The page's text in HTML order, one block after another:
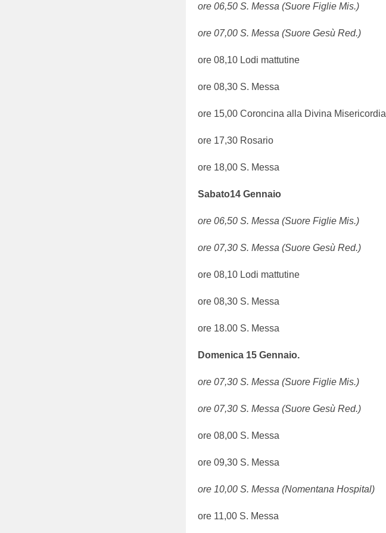
ore 06,50 S. Messa (Suore Figlie Mis.)
ore 07,00 S. Messa (Suore Gesù Red.)
ore 08,10 Lodi mattutine
ore 08,30 S. Messa
ore 15,00 Coroncina alla Divina Misericordia
ore 17,30 Rosario
ore 18,00 S. Messa
Sabato14 Gennaio
ore 06,50 S. Messa (Suore Figlie Mis.)
ore 07,30 S. Messa (Suore Gesù Red.)
ore 08,10 Lodi mattutine
ore 08,30 S. Messa
ore 18.00 S. Messa
Domenica 15 Gennaio.
ore 07,30 S. Messa (Suore Figlie Mis.)
ore 07,30 S. Messa (Suore Gesù Red.)
ore 08,00 S. Messa
ore 09,30 S. Messa
ore 10,00 S. Messa (Nomentana Hospital)
ore 11,00 S. Messa